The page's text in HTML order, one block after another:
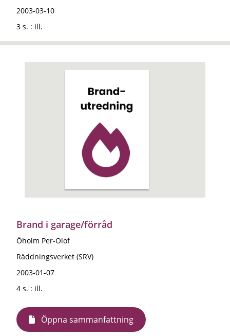
2003-03-10
3 s. : ill.
Brand i garage/förråd
Öholm Per-Olof
Räddningsverket (SRV)
2003-01-07
4 s. : ill.
Öppna sammanfattning